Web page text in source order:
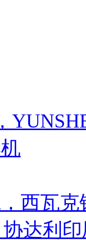
西瓦克
达利